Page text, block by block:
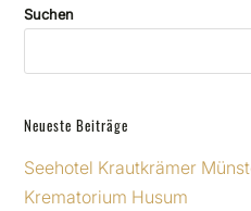
Suchen
Neueste Beiträge
Seehotel Krautkrämer
Krematorium Husum